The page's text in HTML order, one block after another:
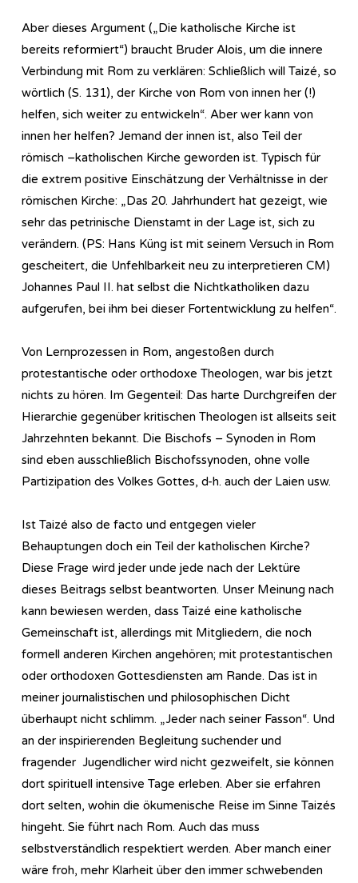
Aber dieses Argument („Die katholische Kirche ist
bereits reformiert“) braucht Bruder Alois, um die innere
Verbindung mit Rom zu verklären: Schließlich will Taizé, so
wörtlich (S. 131), der Kirche von Rom von innen her (!)
helfen, sich weiter zu entwickeln“. Aber wer kann von
innen her helfen? Jemand der innen ist, also Teil der
römisch –katholischen Kirche geworden ist. Typisch für
die extrem positive Einschätzung der Verhältnisse in der
römischen Kirche: „Das 20. Jahrhundert hat gezeigt, wie
sehr das petrinische Dienstamt in der Lage ist, sich zu
verändern. (PS: Hans Küng ist mit seinem Versuch in Rom
gescheitert, die Unfehlbarkeit neu zu interpretieren CM)
Johannes Paul II. hat selbst die Nichtkatholiken dazu
aufgerufen, bei ihm bei dieser Fortentwicklung zu helfen“.
Von Lernprozessen in Rom, angestoßen durch
protestantische oder orthodoxe Theologen, war bis jetzt
nichts zu hören. Im Gegenteil: Das harte Durchgreifen der
Hierarchie gegenüber kritischen Theologen ist allseits seit
Jahrzehnten bekannt. Die Bischofs – Synoden in Rom
sind eben ausschließlich Bischofssynoden, ohne volle
Partizipation des Volkes Gottes, d-h. auch der Laien usw.
Ist Taizé also de facto und entgegen vieler
Behauptungen doch ein Teil der katholischen Kirche?
Diese Frage wird jeder unde jede nach der Lektüre
dieses Beitrags selbst beantworten. Unser Meinung nach
kann bewiesen werden, dass Taizé eine katholische
Gemeinschaft ist, allerdings mit Mitgliedern, die noch
formell anderen Kirchen angehören; mit protestantischen
oder orthodoxen Gottesdiensten am Rande. Das ist in
meiner journalistischen und philosophischen Dicht
überhaupt nicht schlimm. „Jeder nach seiner Fasson“. Und
an der inspirierenden Begleitung suchender und
fragender Jugendlicher wird nicht gezweifelt, sie können
dort spirituell intensive Tage erleben. Aber sie erfahren
dort selten, wohin die ökumenische Reise im Sinne Taizés
hingeht. Sie führt nach Rom. Auch das muss
selbstverständlich respektiert werden. Aber manch einer
wäre froh, mehr Klarheit über den immer schwebenden